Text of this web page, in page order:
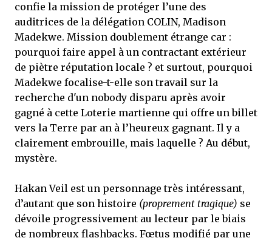
confie la mission de protéger l’une des
auditrices de la délégation COLIN, Madison
Madekwe. Mission doublement étrange car :
pourquoi faire appel à un contractant extérieur
de piètre réputation locale ? et surtout, pourquoi
Madekwe focalise-t-elle son travail sur la
recherche d'un nobody disparu après avoir
gagné à cette Loterie martienne qui offre un billet
vers la Terre par an à l’heureux gagnant. Il y a
clairement embrouille, mais laquelle ? Au début,
mystère.
Hakan Veil est un personnage très intéressant,
d’autant que son histoire (proprement tragique) se
dévoile progressivement au lecteur par le biais
de nombreux flashbacks. Fœtus modifié par une